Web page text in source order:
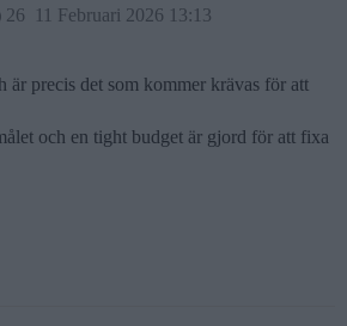
11 Februari 2026 13:13
26
är precis det som kommer krävas för att
och en tight budget är gjord för att fixa